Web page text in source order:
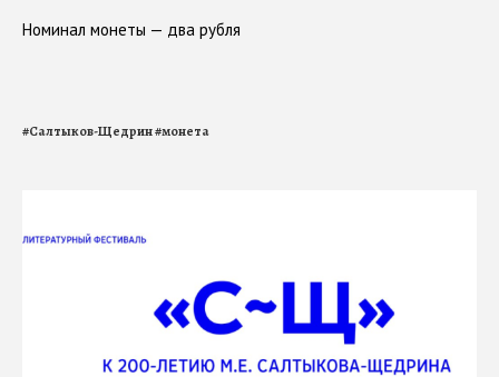
Номинал монеты — два рубля
#Салтыков-Щедрин#монета